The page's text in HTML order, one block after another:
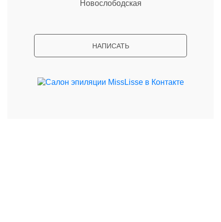
Новослободская
НАПИСАТЬ